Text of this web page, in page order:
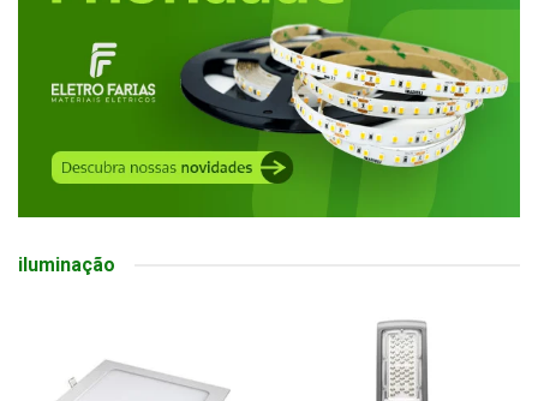
iluminação